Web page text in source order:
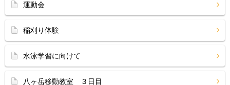
運動会
稲刈り体験
水泳学習に向けて
八ヶ岳移動教室 ３日目